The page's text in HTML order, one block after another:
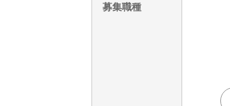
募集職種